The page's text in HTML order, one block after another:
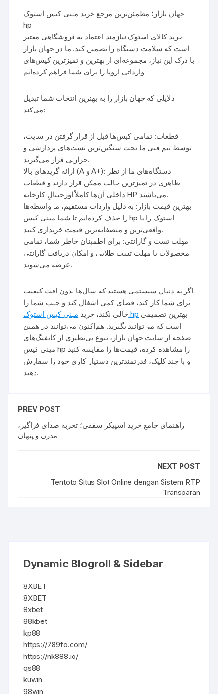
جهان بازار؛ مطمئن‌ترین مرجع خرید مینی کیس استوک
hp
خرید کالای استوک نیازمند اعتماد به فروشگاهی معتبر
است که سلامت دستگاه را تضمین کند. ما در جهان بازار
با درک این نیاز، مجموعه‌ای از بهترین و تمیزترین کیس‌های
وارداتی اروپا را برای شما فراهم کرده‌ایم.
دلایلی که جهان بازار را به بهترین انتخاب شما تبدیل
می‌کند:
قطعات: تمامی کیس‌ها قبل از قرار گرفتن در سایت،
توسط تیم فنی ما تحت سنگین‌ترین تست‌های پردازشی و
حرارتی قرار می‌گیرند.
ارائه گریدهای بالا (A و A+): دستگاه‌های ما از نظر
ظاهری در تمیزترین حالت ممکن قرار دارند و قطعات
داخلی آن‌ها کاملاً اورجینالِ کارخانه HP می‌باشند.
بهترین قیمت بازار: به دلیل واردات مستقیم، ما واسطه‌ها
را حذف کرده‌ایم تا شما مینی کیس hp استوک را با
واقعی‌ترین و منصفانه‌ترین قیمت خریداری کنید.
مهلت تست و گارانتی: برای اطمینان خاطر شما، تمامی
محصولات با مهلت تست طلایی و امکان دریافت گارانتی
عرضه می‌شوند.
اگر به دنبال سیستمی هستید که سال‌ها بدون افت کیفیت
برای شما کار کند، فضای کمی اشغال کند و جیب شما را
خالی نکند، خرید مینی کیس استوک hp
است که می‌توانید بگیرید. هم‌اکنون می‌توانید در همین
صفحه از سایت جهان بازار، تنوع بی‌نظیری از کانفیگ‌های
مینی کیس hp را مشاهده کرده، قیمت‌ها را مقایسه کنید
و با چند کلیک، قدرتمندترین دستیار کاری خود را سفارش
دهید.
PREV POST
راهنمای جامع خرید اسپیکر سقفی؛ تجربه صدای فراگیر،
مدرن و پنهان
NEXT POST
Tentoto Situs Slot Online dengan Sistem RTP
Transparan
Dynamic Blogroll & Sidebar
8XBET
8XBET
8xbet
88kbet
kp88
https://789fo.com/
https://nk888.io/
qs88
kuwin
98win